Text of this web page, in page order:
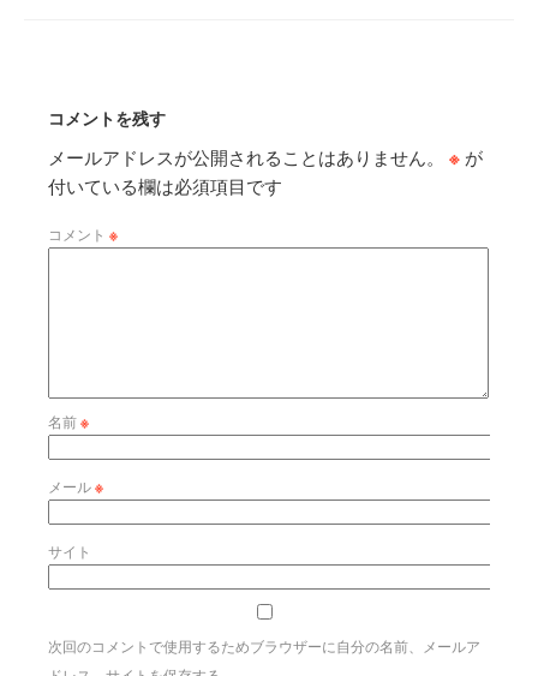
コメントを残す
メールアドレスが公開されることはありません。 ※ が
付いている欄は必須項目です
コメント ※
名前※
メール※
サイト
次回のコメントで使用するためブラウザーに自分の名前、メールア